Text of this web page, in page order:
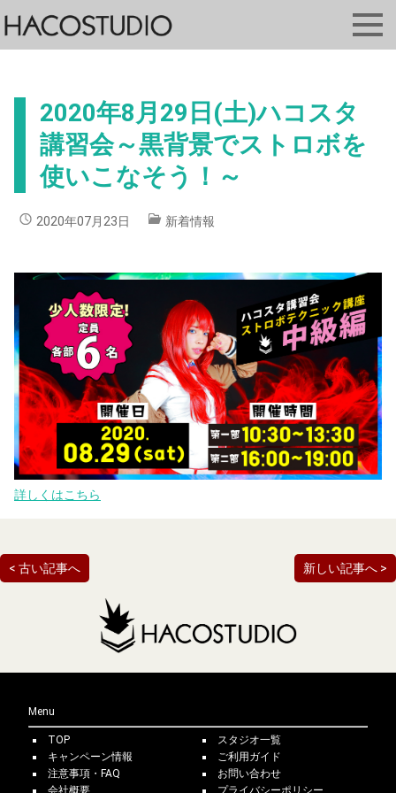
2020年8月29日(土)ハコスタ
講習会～黒背景でストロボを
使いこなそう！～
2020年07月23日 新着情報
詳しくはこちら
< 古い記事へ 新しい記事へ >
Menu
TOP
スタジオ一覧
キャンペーン情報
ご利用ガイド
注意事項・FAQ
お問い合わせ